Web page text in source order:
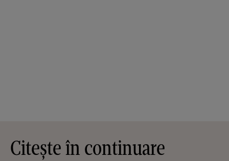
Citește în continuare